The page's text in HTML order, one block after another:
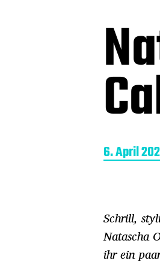
B
e
a
g
s
d
6. April
Schrill,
Natascha
ihr ein